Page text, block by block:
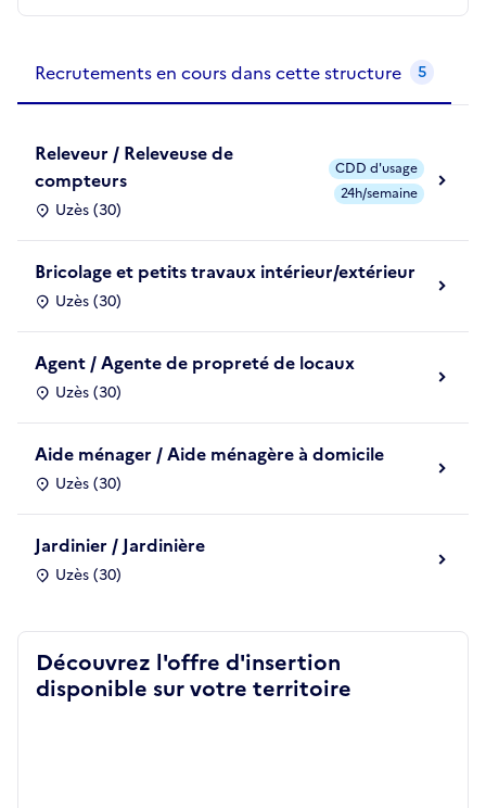
Recrutements en cours dans cette structure 5
Releveur / Releveuse de
compteurs
Uzès (30)
CDD d'usage
24h/semaine
Bricolage et petits travaux intérieur/extérieur
Uzès (30)
Agent / Agente de propreté de locaux
Uzès (30)
Aide ménager / Aide ménagère à domicile
Uzès (30)
Jardinier / Jardinière
Uzès (30)
Découvrez l'offre d'insertion
disponible sur votre territoire